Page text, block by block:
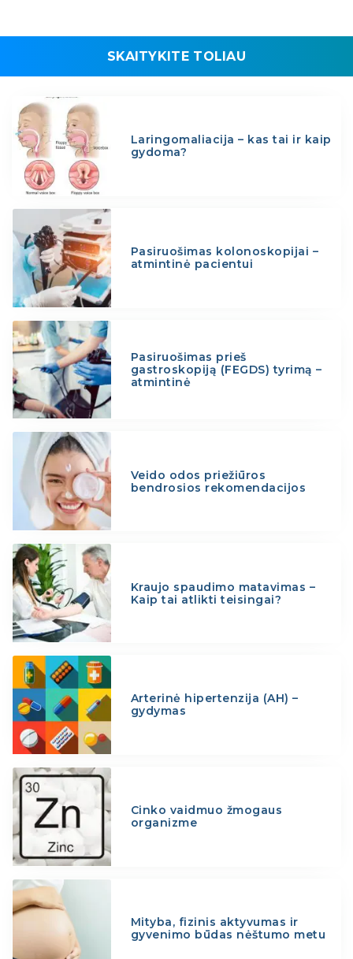
SKAITYKITE TOLIAU
Laringomaliacija – kas tai ir kaip
gydoma?
Pasiruošimas kolonoskopijai –
atmintinė pacientui
Pasiruošimas prieš
gastroskopiją (FEGDS) tyrimą –
atmintinė
Veido odos priežiūros
bendrosios rekomendacijos
Kraujo spaudimo matavimas –
Kaip tai atlikti teisingai?
Arterinė hipertenzija (AH) –
gydymas
Cinko vaidmuo žmogaus
organizme
Mityba, fizinis aktyvumas ir
gyvenimo būdas nėštumo metu